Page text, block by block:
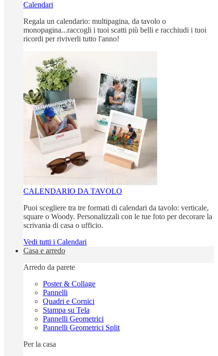
Calendari
Regala un calendario: multipagina, da tavolo o
monopagina...raccogli i tuoi scatti più belli e racchiudi i tuoi
ricordi per riviverli tutto l'anno!
CALENDARIO DA TAVOLO
Puoi scegliere tra tre formati di calendari da tavolo: verticale,
square o Woody. Personalizzali con le tue foto per decorare la
scrivania di casa o ufficio.
Vedi tutti i Calendari
Casa e arredo
Arredo da parete
Poster & Collage
Pannelli
Quadri e Cornici
Stampa su Tela
Pannelli Geometrici
Pannelli Geometrici Split
Per la casa